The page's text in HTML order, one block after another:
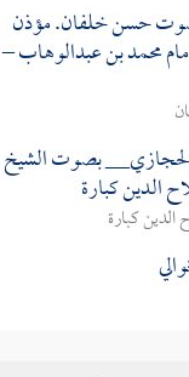
حسن خلفان. مؤذن
محمد بن عبدالوهاب –
بصوت الشيخ
الدين كبارة
كبارة